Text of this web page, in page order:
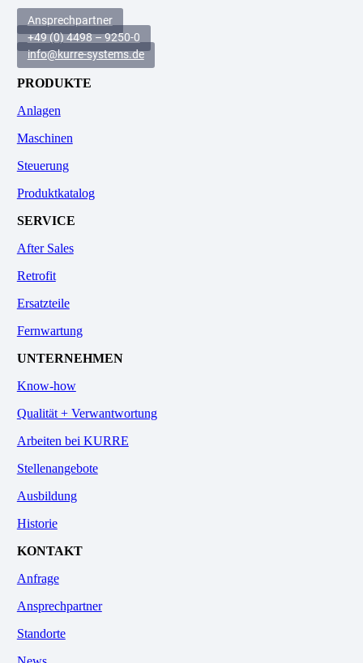
Ansprechpartner
+49 (0) 4498 – 9250-0
info@kurre-systems.de
PRODUKTE
Anlagen
Maschinen
Steuerung
Produktkatalog
SERVICE
After Sales
Retrofit
Ersatzteile
Fernwartung
UNTERNEHMEN
Know-how
Qualität + Verwantwortung
Arbeiten bei KURRE
Stellenangebote
Ausbildung
Historie
KONTAKT
Anfrage
Ansprechpartner
Standorte